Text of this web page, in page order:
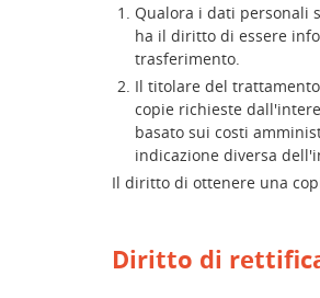
Qualora i dati personali
ha il diritto di essere
trasferimento.
Il titolare del
copie richieste
basato sui costi
indicazione diversa
Il diritto di ottenere una
Diritto di